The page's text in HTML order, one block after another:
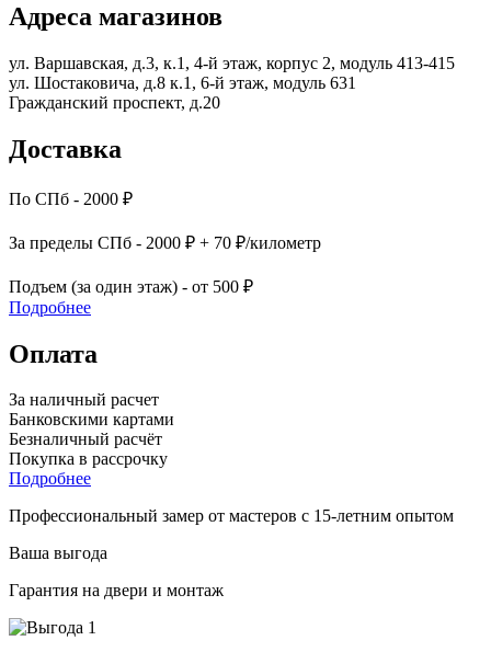
Адреса магазинов
ул. Варшавская, д.3, к.1, 4-й этаж, корпус 2, модуль 413-415
ул. Шостаковича, д.8 к.1, 6-й этаж, модуль 631
Гражданский проспект, д.20
Доставка
По СПб - 2000 ₽
За пределы СПб - 2000 ₽ + 70 ₽/километр
Подъем (за один этаж) - от 500 ₽
Подробнее
Оплата
За наличный расчет
Банковскими картами
Безналичный расчёт
Покупка в рассрочку
Подробнее
Профессиональный замер от мастеров с 15-летним опытом
Ваша выгода
Гарантия на двери и монтаж